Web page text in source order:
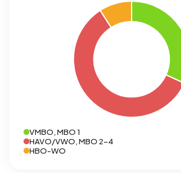
VMBO, MBO 1
HAVO/VWO, MBO 2-4
HBO-WO